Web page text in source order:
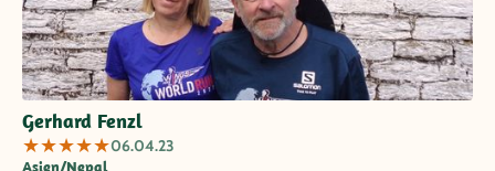
Gerhard Fenzl
★★★★★06.04.23
Asien/Nepal